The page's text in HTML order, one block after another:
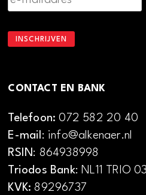
CONTACT EN BANK
Telefoon:072 582 20 40
E-mail: info@alkenaer.nl
RSIN: 864938998
Triodos Bank: NL11 TRIO
KVK: 89296737